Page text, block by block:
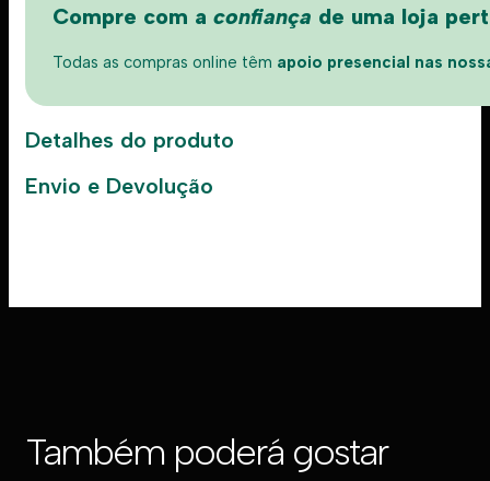
Compre com a confiança de uma loja
Todas as compras online têm apoio presencial nas
Detalhes do produto
Envio e Devolução
Também poderá gostar